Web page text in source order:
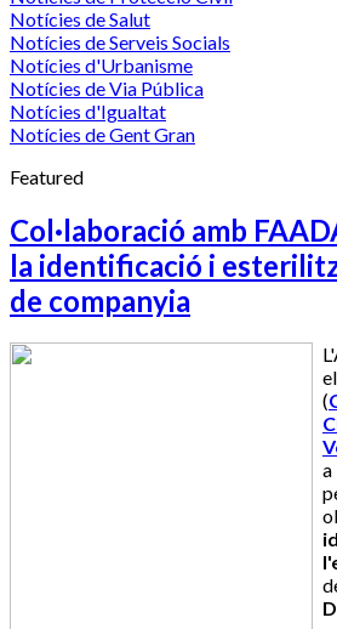
Notícies de Salut
Notícies de Serveis Socials
Notícies d'Urbanisme
Notícies de Via Pública
Notícies d'Igualtat
Notícies de Gent Gran
Featured
Col·laboració amb
la identificació i
de companyia
(
a